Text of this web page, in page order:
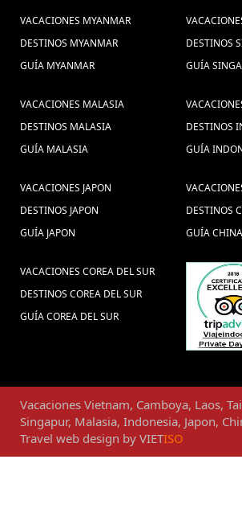
VACACIONES MYANMAR
DESTINOS MYANMAR
GUÍA MYANMAR
DESTINOS
GUÍA
VACACIONES MALASIA
DESTINOS MALASIA
GUÍA MALASIA
DESTINOS
GUÍA
VACACIONES JAPON
DESTINOS JAPON
GUÍA JAPON
DESTINOS
GUÍA CHINA
VACACIONES COREA DEL SUR
DESTINOS COREA DEL SUR
GUÍA COREA DEL SUR
Vacaciones Vietnam, Camboya, Laos,
Singapur, Malasia, Indonesia, Japon,
Travel web design by VIETISO